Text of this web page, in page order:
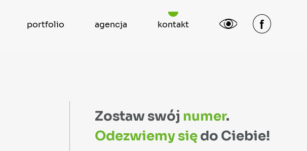
portfolio agencja kontakt
Zostaw swój numer.
Odezwiemy siędo Ciebie!